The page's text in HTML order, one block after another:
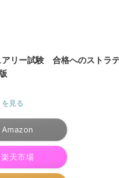
アリー試験 合格へのストラ
を見る
Amazon
楽天市場